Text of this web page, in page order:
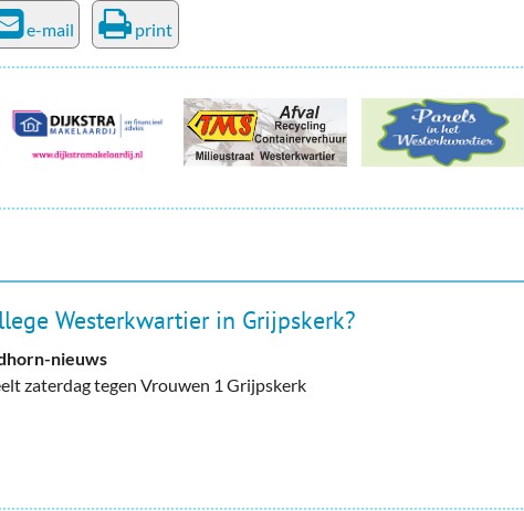
e-mail print
Westerkwartier in Grijpskerk?
nieuws
zaterdag tegen Vrouwen 1 Grijpskerk